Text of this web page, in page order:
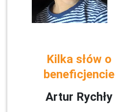
Kilka słów o
beneficjencie
Artur Rychły